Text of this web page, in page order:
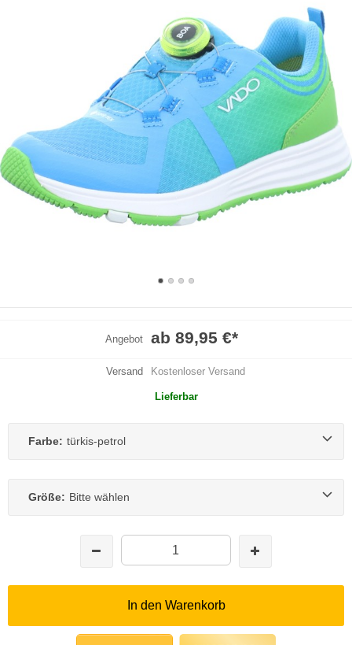
Angebot ab 89,95 €*
Versand Kostenloser Versand
Lieferbar
Farbe: türkis-petrol
Größe: Bitte wählen
In den Warenkorb